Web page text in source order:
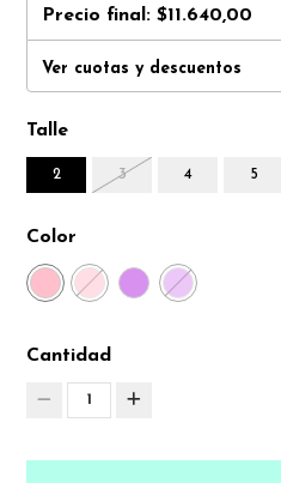
Precio final:$11.640,00
Ver cuotas y descuentos
Talle
2 3 4 5
Color
Cantidad
1